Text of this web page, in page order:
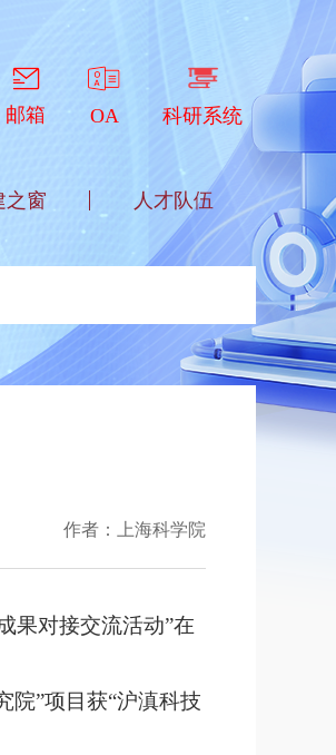
邮箱 OA 科研系统
之窗 人才队伍
作者：上海科学院
果对接交流活动”在
院”项目获“沪滇科技